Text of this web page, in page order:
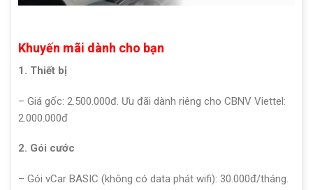
Khuyến mãi dành cho bạn
1. Thiết bị
– Giá gốc: 2.500.000đ. Ưu đãi dành riêng cho CBNV Viettel:
2.000.000đ
2. Gói cước
– Gói vCar BASIC (không có data phát wifi): 30.000đ/tháng.